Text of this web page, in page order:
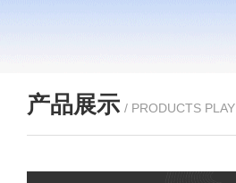
产品展示 / PRODUCTS PLAY